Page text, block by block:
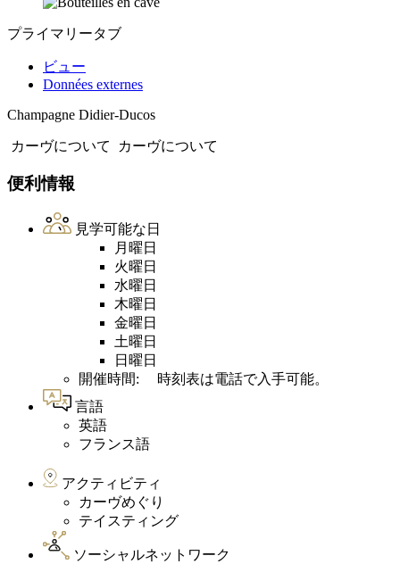
プライマリータブ
ビュー
Données externes
Champagne Didier-Ducos
カーヴについて カーヴについて
便利情報
見学可能な日
月曜日
火曜日
水曜日
木曜日
金曜日
土曜日
日曜日
開催時間: 時刻表は電話で入手可能。
言語
英語
フランス語
アクティビティ
カーヴめぐり
テイスティング
ソーシャルネットワーク